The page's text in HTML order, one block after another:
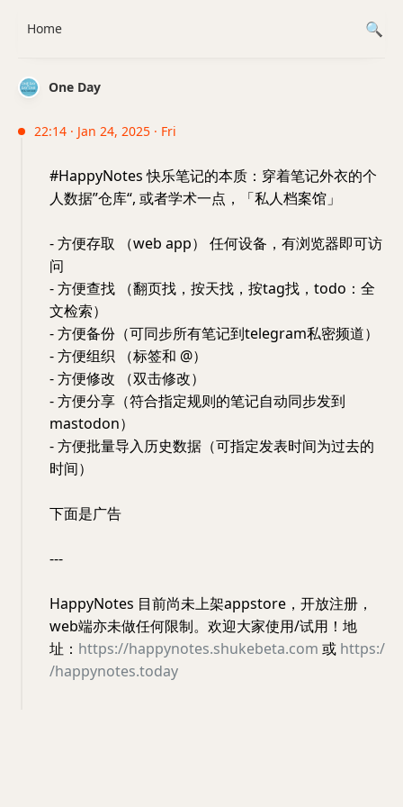
One Day
22:14 · Jan 24, 2025 · Fri
#HappyNotes 快乐笔记的本质：穿着笔记外衣的个
人数据”仓库“, 或者学术一点，「私人档案馆」
- 方便存取 （web app） 任何设备，有浏览器即可访
问
- 方便查找 （翻页找，按天找，按tag找，todo：全
文检索）
- 方便备份（可同步所有笔记到telegram私密频道）
- 方便组织 （标签和 @）
- 方便修改 （双击修改）
- 方便分享（符合指定规则的笔记自动同步发到
mastodon）
- 方便批量导入历史数据（可指定发表时间为过去的
时间）
下面是广告
---
HappyNotes 目前尚未上架appstore，开放注册，
web端亦未做任何限制。欢迎大家使用/试用！地
址： https://happynotes.shukebeta.com 或 https:/
/happynotes.today
Home